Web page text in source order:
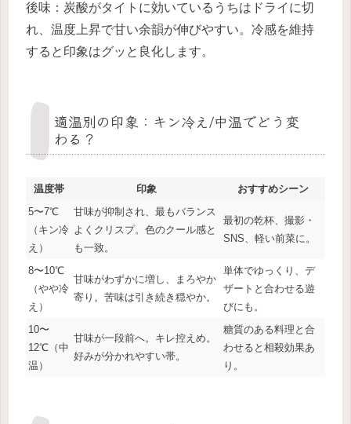
後味：炭酸がタイトに効いているうちはドライに切
れ、温度上昇で甘い余韻が伸びやすい。冷感を維持
すると印象はグッと良化します。
適温別の印象：キン冷え/中温でどう変
わる？
温度帯 印象
おすすめシーン
5〜7℃
（キン冷
え）
甘味が抑制され、最もバランス
よくクリスプ。色のクール感と
も一致。
最初の乾杯、撮影・
SNS、軽い前菜に。
8〜10℃
（やや冷
え）
甘味がわずかに増し、まろやか
寄り。苦味は引き続き穏やか。
単体でゆっくり、デ
ザートと合わせる遊
びにも。
10〜
12℃（中
温）
甘味が一段前へ。キレ控えめ。
好みが分かれやすい帯。
糖質のある料理と合
わせると相殺効果あ
り。